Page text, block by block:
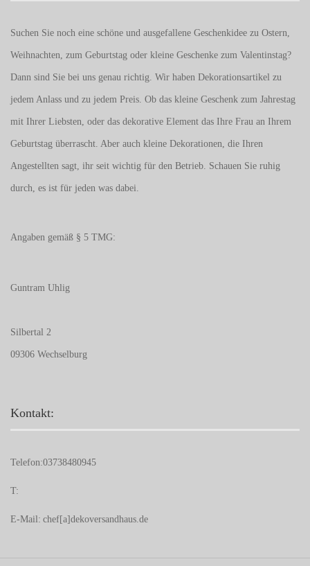
Suchen Sie noch eine schöne und ausgefallene Geschenkidee zu Ostern,
Weihnachten, zum Geburtstag oder kleine Geschenke zum Valentinstag?
Dann sind Sie bei uns genau richtig. Wir haben Dekorationsartikel zu
jedem Anlass und zu jedem Preis. Ob das kleine Geschenk zum Jahrestag
mit Ihrer Liebsten, oder das dekorative Element das Ihre Frau an Ihrem
Geburtstag überrascht. Aber auch kleine Dekorationen, die Ihren
Angestellten sagt, ihr seit wichtig für den Betrieb. Schauen Sie ruhig
durch, es ist für jeden was dabei.
Angaben gemäß § 5 TMG:
Guntram Uhlig
Silbertal 2
09306 Wechselburg
Kontakt:
Telefon:03738480945
T:
E-Mail: chef[a]dekoversandhaus.de